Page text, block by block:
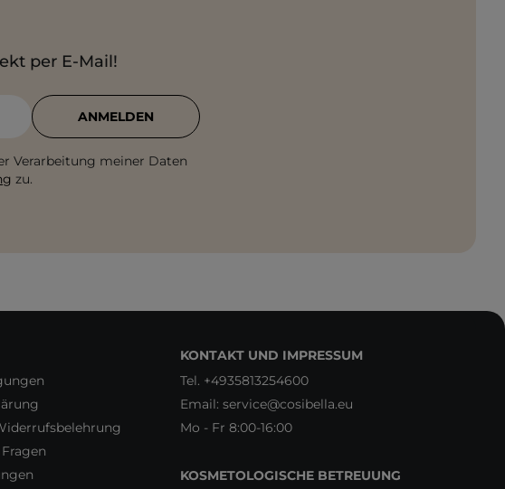
per E-Mail!
Verarbeitung meiner Daten
zu.
ANMELDEN
KONTAKT UND IMPRESSUM
Tel. +4935813254600
Email: service@cosibella.eu
Mo - Fr 8:00-16:00
KOSMETOLOGISCHE BETREUUNG